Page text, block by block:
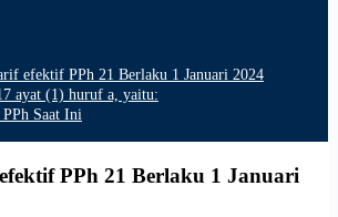
efektif PPh 21 Berlaku 1 Januari 2024
ayat (1) huruf a, yaitu:
Saat Ini
PPh 21 Berlaku 1 Januari